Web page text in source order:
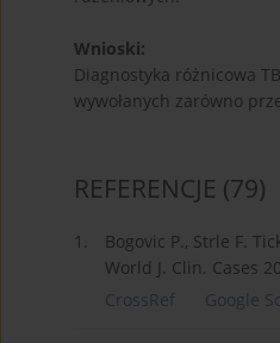
Wnioski:
Diagnostyka różnicowa
wywołanych zarówno
REFERENCJE (79)
1.
Bogovic P., Strle F.
World J. Clin. Cases
CrossRef
Google